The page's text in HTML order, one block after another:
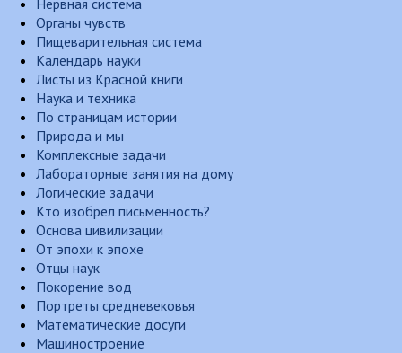
Нервная система
Органы чувств
Пищеварительная система
Календарь науки
Листы из Красной книги
Наука и техника
По страницам истории
Природа и мы
Комплексные задачи
Лабораторные занятия на дому
Логические задачи
Кто изобрел письменность?
Основа цивилизации
От эпохи к эпохе
Отцы наук
Покорение вод
Портреты средневековья
Математические досуги
Машиностроение